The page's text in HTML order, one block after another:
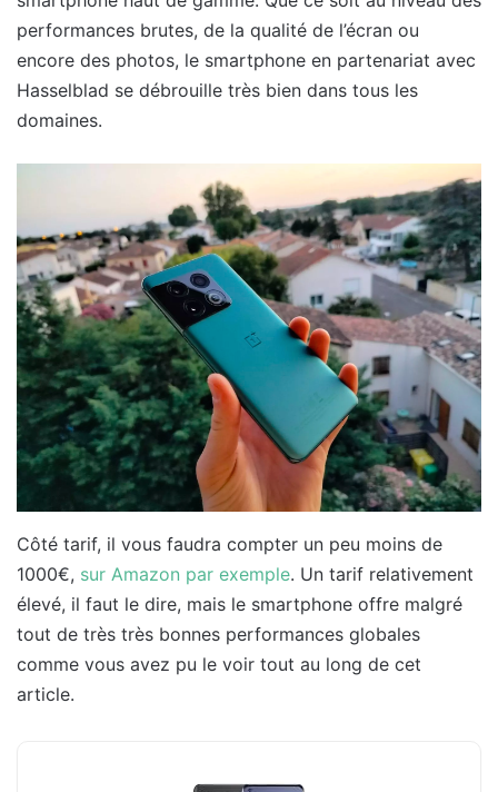
performances brutes, de la qualité de l’écran ou
encore des photos, le smartphone en partenariat avec
Hasselblad se débrouille très bien dans tous les
domaines.
Côté tarif, il vous faudra compter un peu moins de
1000€, sur Amazon par exemple. Un tarif relativement
élevé, il faut le dire, mais le smartphone offre malgré
tout de très très bonnes performances globales
comme vous avez pu le voir tout au long de cet
article.